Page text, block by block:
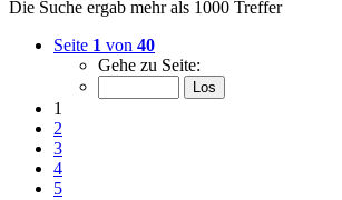
Die Suche ergab mehr als 1000 Treffer
Seite 1 von 40
Gehe zu Seite:
1
2
3
4
5